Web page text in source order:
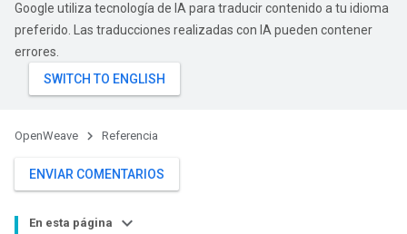
Google utiliza tecnología de IA para traducir contenido a tu idioma
preferido. Las traducciones realizadas con IA pueden contener
errores.
OpenWeave Referencia
ENVIAR COMENTARIOS
En esta página